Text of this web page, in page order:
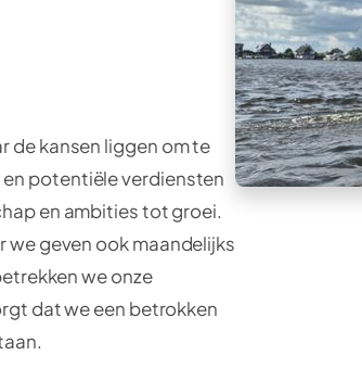
de kansen liggen om te
potentiële verdiensten
en ambities tot groei.
we geven ook maandelijks
we onze
dat we een betrokken